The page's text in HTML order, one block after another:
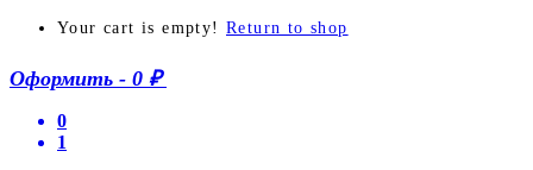
Your cart is empty! Return to shop
Оформить - 0 ₽
0
1